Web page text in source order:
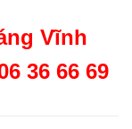
Vĩnh
36 66 69